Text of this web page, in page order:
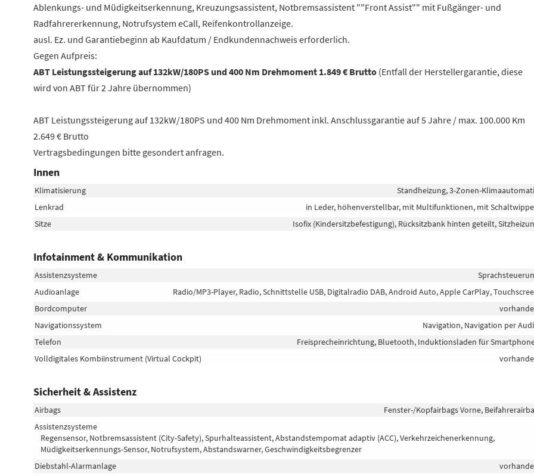
Ablenkungs- und Müdigkeitserkennung, Kreuzungsassistent, Notbremsassistent ""Front Assist"" mit Fußgänger- und
Radfahrererkennung, Notrufsystem eCall, Reifenkontrollanzeige.
ausl. Ez. und Garantiebeginn ab Kaufdatum / Endkundennachweis erforderlich.
Gegen Aufpreis:
ABT Leistungssteigerung auf 132kW/180PS und 400 Nm Drehmoment 1.849 € Brutto (Entfall der Herstellergarantie, diese
wird von ABT für 2 Jahre übernommen)
ABT Leistungssteigerung auf 132kW/180PS und 400 Nm Drehmoment inkl. Anschlussgarantie auf 5 Jahre / max. 100.000 Km
2.649 € Brutto
Vertragsbedingungen bitte gesondert anfragen.
Innen
Klimatisierung
Standheizung, 3-Zonen-
Lenkrad
in Leder, höhenverstellbar, mit Multifunktionen, mit
Sitze
Isofix (Kindersitzbefestigung), Rücksitzbank hinten geteilt,
Infotainment & Kommunikation
Assistenzsysteme
Audioanlage
Radio/MP3-Player, Radio, Schnittstelle USB, Digitalradio DAB, Android Auto, Apple CarPlay,
Bordcomputer
Navigationssystem
Navigation, Navigation per
Telefon
Freisprecheinrichtung, Bluetooth, Induktionsladen für
Volldigitales Kombiinstrument (Virtual Cockpit)
Sicherheit & Assistenz
Airbags
Fenster-/Kopfairbags Vorne,
Assistenzsysteme
Regensensor, Notbremsassistent (City-Safety), Spurhalteassistent, Abstandstempomat adaptiv (ACC), Verkehrzeichenerkennung,
Müdigkeitserkennungs-Sensor, Notrufsystem, Abstandswarner, Geschwindigkeitsbegrenzer
Diebstahl-Alarmanlage